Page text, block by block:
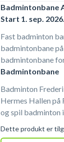
sæsonbanerne i
faste
Frederiksberg
opsiges.
Badmintonbane
Start 1. sep. 2026.
Fast badminton
badmintonbane
badmintonbane
badminton på en
månedligt så du
badmintonhallen
badmintonabonnementet
badminton #fast-
Badmintonbane
Badminton
Hermes Hallen
og spil badminton
Frederiksberg.
Dette produkt er